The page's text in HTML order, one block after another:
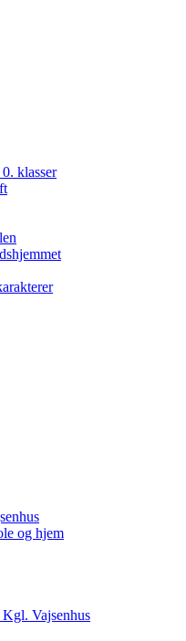
klasser
og hjem
Vajsenhus